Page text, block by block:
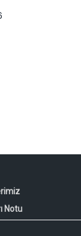
Notu